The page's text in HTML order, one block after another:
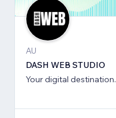
AU
DASH WEB STUDIO
Your digital destination.